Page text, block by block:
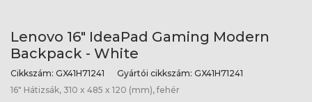
Lenovo 16" IdeaPad Gaming Modern
Backpack - White
Cikkszám: GX41H71241 Gyártói cikkszám: GX41H71241
16" Hátizsák, 310 x 485 x 120 (mm), fehér